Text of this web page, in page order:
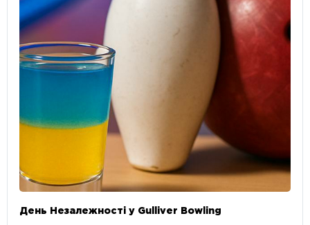
День Незалежності у Gulliver Bowling